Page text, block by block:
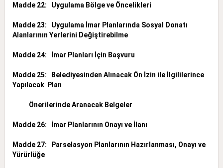
Madde 22: Uygulama Bölge ve Öncelikleri
Madde 23: Uygulama İmar Planlarında Sosyal Donatı
Alanlarının Yerlerini Değiştirebilme
Madde 24: İmar Planları İçin Başvuru
Madde 25: Belediyesinden Alınacak Ön İzin ile İlgililerince
Yapılacak Plan
Önerilerinde Aranacak Belgeler
Madde 26: İmar Planlarının Onayı ve İlanı
Madde 27: Parselasyon Planlarının Hazırlanması, Onayı ve
Yürürlüğe